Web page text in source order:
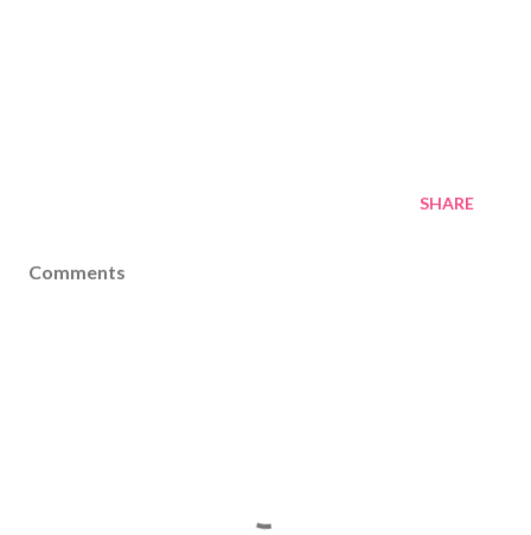
SHARE
Comments